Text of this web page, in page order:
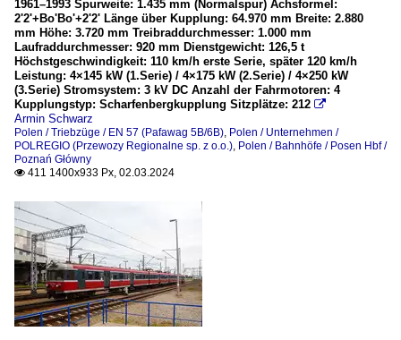
1961–1993 Spurweite: 1.435 mm (Normalspur) Achsformel:
2'2'+Bo'Bo'+2'2' Länge über Kupplung: 64.970 mm Breite: 2.880
mm Höhe: 3.720 mm Treibraddurchmesser: 1.000 mm
Laufraddurchmesser: 920 mm Dienstgewicht: 126,5 t
Höchstgeschwindigkeit: 110 km/h erste Serie, später 120 km/h
Leistung: 4×145 kW (1.Serie) / 4×175 kW (2.Serie) / 4×250 kW
(3.Serie) Stromsystem: 3 kV DC Anzahl der Fahrmotoren: 4
Kupplungstyp: Scharfenbergkupplung Sitzplätze: 212 
Armin Schwarz
Polen / Triebzüge / EN 57 (Pafawag 5B/6B), Polen / Unternehmen /
POLREGIO (Przewozy Regionalne sp. z o.o.), Polen / Bahnhöfe / Posen Hbf /
Poznań Główny
 411 1400x933 Px, 02.03.2024